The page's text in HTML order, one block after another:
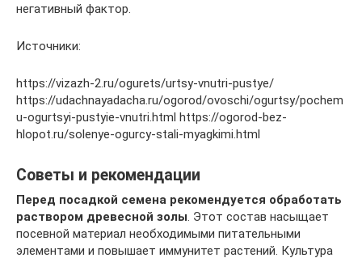
негативный фактор.
Источники:
https://vizazh-2.ru/ogurets/urtsy-vnutri-pustye/
https://udachnayadacha.ru/ogorod/ovoschi/ogurtsy/pochem
u-ogurtsyi-pustyie-vnutri.html https://ogorod-bez-
hlopot.ru/solenye-ogurcy-stali-myagkimi.html
Советы и рекомендации
Перед посадкой семена рекомендуется обработать
раствором древесной золы . Этот состав насыщает
посевной материал необходимыми питательными
элементами и повышает иммунитет растений. Культура